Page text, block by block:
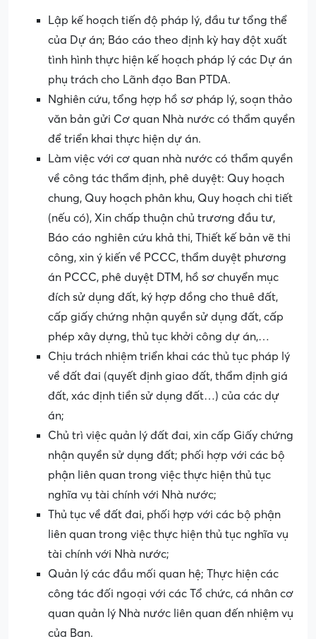
Lập kế hoạch tiến độ pháp lý, đầu tư tổng thể
của Dự án; Báo cáo theo định kỳ hay đột xuất
tình hình thực hiện kế hoạch pháp lý các Dự án
phụ trách cho Lãnh đạo Ban PTDA.
Nghiên cứu, tổng hợp hồ sơ pháp lý, soạn thảo
văn bản gửi Cơ quan Nhà nước có thẩm quyền
để triển khai thực hiện dự án.
Làm việc với cơ quan nhà nước có thẩm quyền
về công tác thẩm định, phê duyệt: Quy hoạch
chung, Quy hoạch phân khu, Quy hoạch chi tiết
(nếu có), Xin chấp thuận chủ trương đầu tư,
Báo cáo nghiên cứu khả thi, Thiết kế bản vẽ thi
công, xin ý kiến về PCCC, thẩm duyệt phương
án PCCC, phê duyệt DTM, hồ sơ chuyển mục
đích sử dụng đất, ký hợp đồng cho thuê đất,
cấp giấy chứng nhận quyền sử dụng đất, cấp
phép xây dựng, thủ tục khởi công dự án,…
Chịu trách nhiệm triển khai các thủ tục pháp lý
về đất đai (quyết định giao đất, thẩm định giá
đất, xác định tiền sử dụng đất…) của các dự
án;
Chủ trì việc quản lý đất đai, xin cấp Giấy chứng
nhận quyền sử dụng đất; phối hợp với các bộ
phận liên quan trong việc thực hiện thủ tục
nghĩa vụ tài chính với Nhà nước;
Thủ tục về đất đai, phối hợp với các bộ phận
liên quan trong việc thực hiện thủ tục nghĩa vụ
tài chính với Nhà nước;
Quản lý các đầu mối quan hệ; Thực hiện các
công tác đối ngoại với các Tổ chức, cá nhân cơ
quan quản lý Nhà nước liên quan đến nhiệm vụ
của Ban.